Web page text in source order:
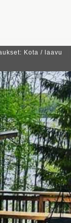
Kota / laavu